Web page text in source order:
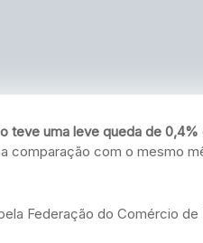
uma leve queda de 0,4%
comparação com o mesmo
Federação do Comércio de